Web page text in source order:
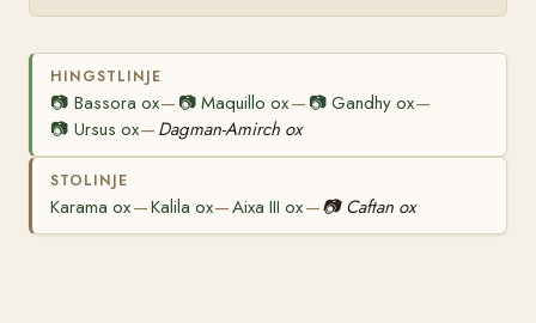
HINGSTLINJE
📷 Bassora ox— 📷Maquillo ox— 📷 Gandhy ox—
📷 Ursus ox— Dagman-Amirch ox
STOLINJE
Karama ox—Kalila ox—Aixa III ox—📷 Caftan ox